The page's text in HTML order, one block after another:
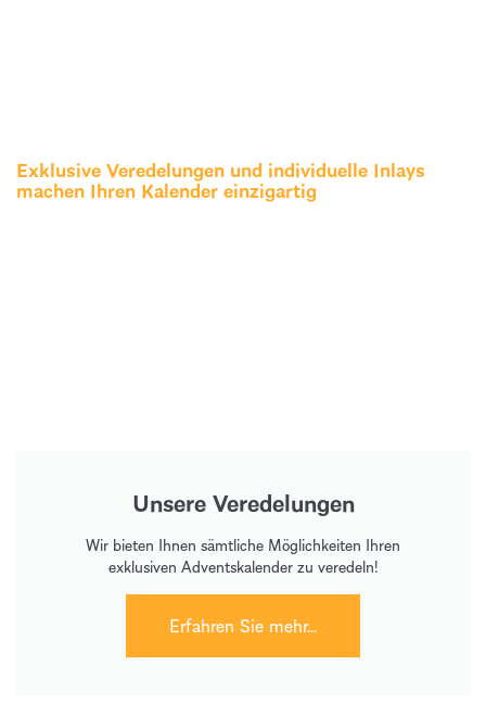
Exklusive Veredelungen und individuelle Inlays
machen Ihren Kalender einzigartig
Unsere Veredelungen
Wir bieten Ihnen sämtliche Möglichkeiten Ihren
exklusiven Adventskalender zu veredeln!
Erfahren Sie mehr...